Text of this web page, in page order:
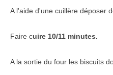
A l'aide d'une cuillère déposer
Faire cuire 10/11 minutes.
A la sortie du four les biscuits